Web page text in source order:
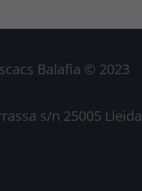
Balafia © 2023
s/n 25005 Lleida